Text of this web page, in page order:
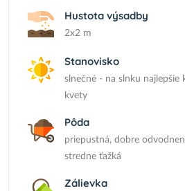
Hustota výsadby
2x2 m
Stanovisko
slnečné - na slnku najlepšie
kvety
Pôda
priepustná, dobre
stredne ťažká
Zálievka